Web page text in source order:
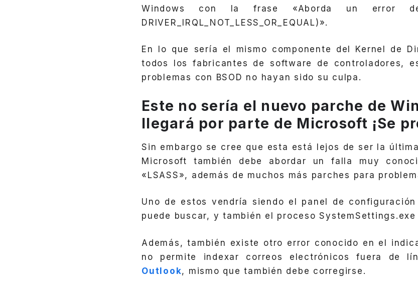
Windows con la frase «Aborda un error de
DRIVER_IRQL_NOT_LESS_OR_EQUAL)».
En lo que sería el mismo componente del Kernel de
todos los fabricantes de software de controladores,
problemas con BSOD no hayan sido su culpa.
Este no sería el nuevo parche de
llegará por parte de Microsoft ¡Se
Sin embargo se cree que esta está lejos de ser la
Microsoft también debe abordar un falla muy
«LSASS», además de muchos más parches para
Uno de estos vendría siendo el panel de
puede buscar, y también el proceso
Además, también existe otro error conocido en el
no permite indexar correos electrónicos fuera de
Outlook, mismo que también debe corregirse.